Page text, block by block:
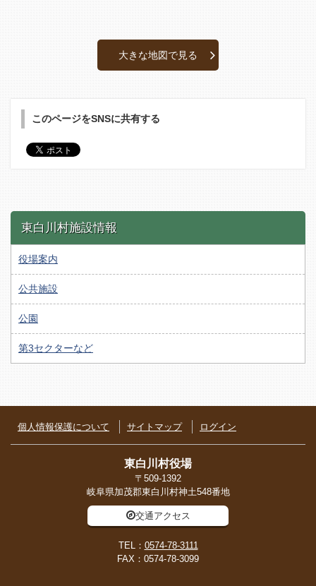
大きな地図で見る
このページをSNSに共有する
東白川村施設情報
役場案内
公共施設
公園
第3セクターなど
個人情報保護について サイトマップ ログイン
東白川村役場
〒509-1392
岐阜県加茂郡東白川村神土548番地
交通アクセス
TEL： 0574-78-3111
FAX：0574-78-3099